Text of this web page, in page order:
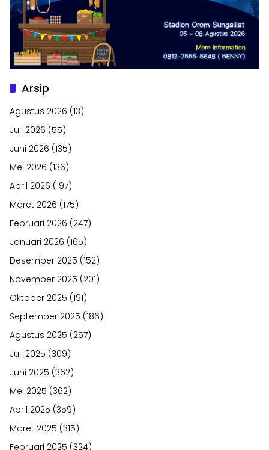
Arsip
Agustus 2026 (13)
Juli 2026 (55)
Juni 2026 (135)
Mei 2026 (136)
April 2026 (197)
Maret 2026 (175)
Februari 2026 (247)
Januari 2026 (165)
Desember 2025 (152)
November 2025 (201)
Oktober 2025 (191)
September 2025 (186)
Agustus 2025 (257)
Juli 2025 (309)
Juni 2025 (362)
Mei 2025 (362)
April 2025 (359)
Maret 2025 (315)
Februari 2025 (324)